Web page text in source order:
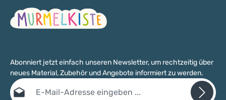
Abonniert jetzt einfach unseren Newsletter, um rechtzeitig über
neues Material, Zubehör und Angebote informiert zu werden.
E-Mail-Adresse*